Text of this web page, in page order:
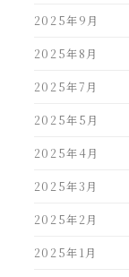
2025年9月
2025年8月
2025年7月
2025年5月
2025年4月
2025年3月
2025年2月
2025年1月